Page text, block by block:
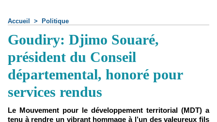
Accueil > Politique
Goudiry: Djimo Souaré,
président du Conseil
départemental, honoré pour
services rendus
Le Mouvement pour le développement territorial (MDT) a
tenu à rendre un vibrant hommage à l’un des valeureux fils